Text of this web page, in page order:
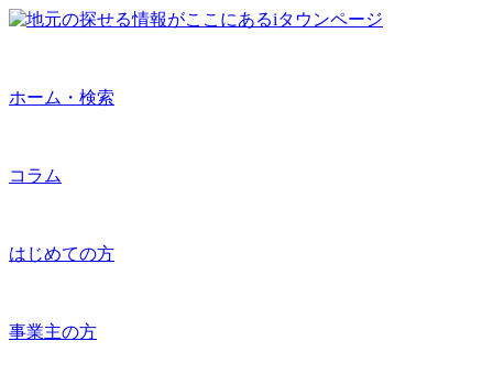
ホーム・検索
コラム
はじめての方
事業主の方